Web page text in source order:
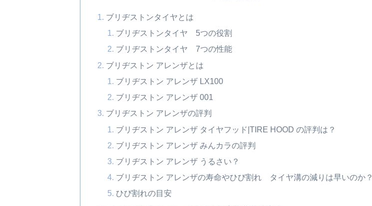
ブリヂストンタイヤとは
ブリヂストンタイヤ 5つの役割
ブリヂストンタイヤ 7つの性能
ブリヂストン アレンザとは
ブリヂストン アレンザ LX100
ブリヂストン アレンザ 001
ブリヂストン アレンザの評判
ブリヂストン アレンザ タイヤフッド|TIRE HOOD の評判は？
ブリヂストン アレンザ みんカラの評判
ブリヂストン アレンザ うるさい？
ブリヂストン アレンザの寿命やひび割れ タイヤ溝の減りは早いのか？
ひび割れの目安